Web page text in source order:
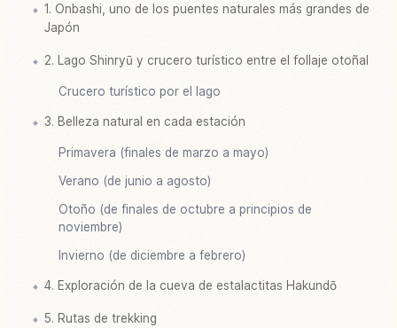
1. Onbashi, uno de los puentes naturales más grandes de
Japón
2. Lago Shinryū y crucero turístico entre el follaje otoñal
Crucero turístico por el lago
3. Belleza natural en cada estación
Primavera (finales de marzo a mayo)
Verano (de junio a agosto)
Otoño (de finales de octubre a principios de
noviembre)
Invierno (de diciembre a febrero)
4. Exploración de la cueva de estalactitas Hakundō
5. Rutas de trekking